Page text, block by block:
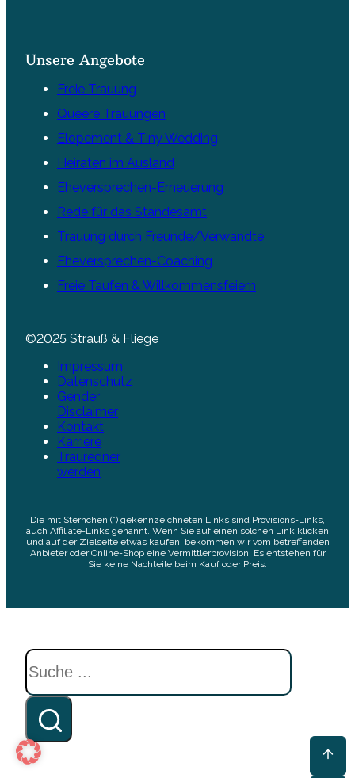
Unsere Angebote
Freie Trauung
Queere Trauungen
Elopement & Tiny Wedding
Heiraten im Ausland
Eheversprechen-Erneuerung
Rede für das Standesamt
Trauung durch Freunde/Verwandte
Eheversprechen-Coaching
Freie Taufen & Willkommensfeiern
©2025 Strauß & Fliege
Impressum
Datenschutz
Gender
Disclaimer
Kontakt
Karriere
Trauredner
werden
Die mit Sternchen (*) gekennzeichneten Links sind Provisions-Links,
auch Affiliate-Links genannt. Wenn Sie auf einen solchen Link klicken
und auf der Zielseite etwas kaufen, bekommen wir vom betreffenden
Anbieter oder Online-Shop eine Vermittlerprovision. Es entstehen für
Sie keine Nachteile beim Kauf oder Preis.
Suchen